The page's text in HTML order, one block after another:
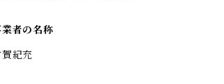
者の名称
紀充